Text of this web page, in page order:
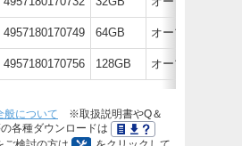
4957180170749 64GB オープン価格
4957180170756 128GB オープン価格
般について ※取扱説明書やQ＆
各種ダウンロードは